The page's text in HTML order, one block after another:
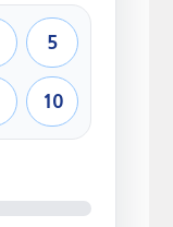
5
10